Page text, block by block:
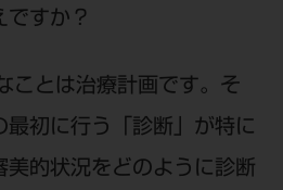
ですか？
ことは治療計画です。そ
最初に行う「診断」が特に
美的状況をどのように診断